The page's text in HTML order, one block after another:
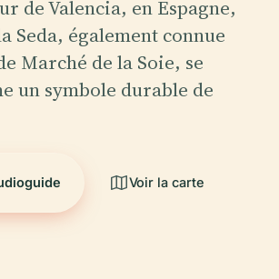
de Valencia, en Espagne,
Seda, également connue
Marché de la Soie, se
un symbole durable de
Voir la carte